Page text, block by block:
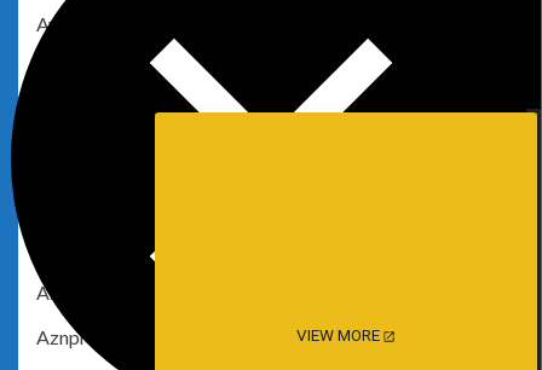
VIEW MORE
Ayame
Ayame Haruka
Azami San
Aznproblems